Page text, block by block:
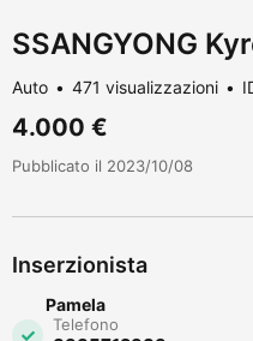
SSANGYONG
Auto 471 visualizzazioni
4.000 €
Pubblicato il 2023/10/08
Inserzionista
Pamela
Telefono